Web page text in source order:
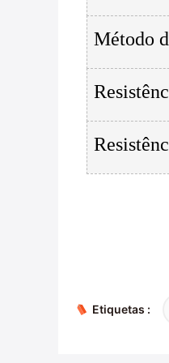
Método
Etiquetas :